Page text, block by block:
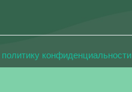
политику конфиденциальности